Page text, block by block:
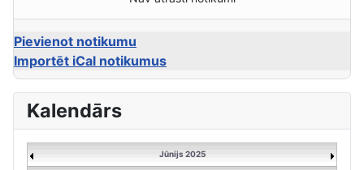
Pievienot notikumu
Importēt iCal notikumus
Kalendārs
Jūnijs 2025